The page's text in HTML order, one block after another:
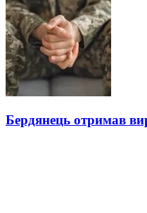
Бердянець отримав